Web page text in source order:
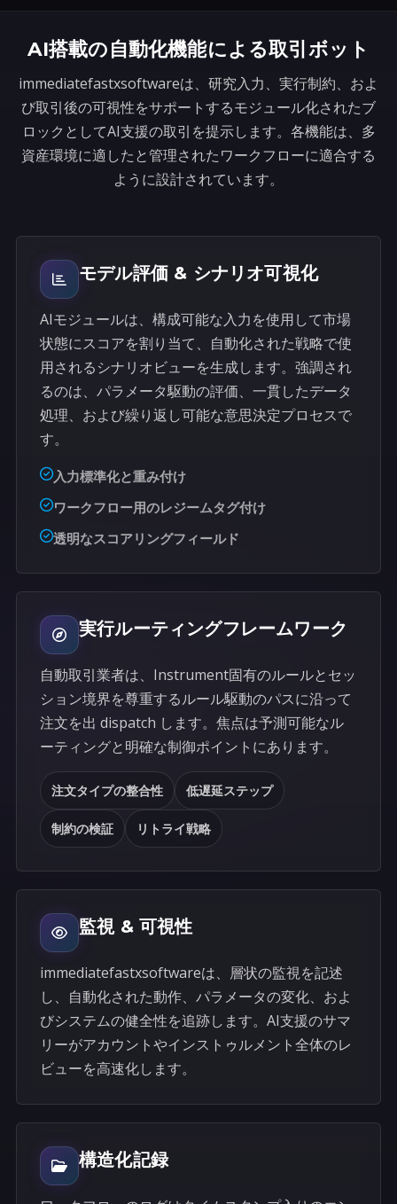
s
+
1
AI搭載の自動化機能による取引ボット
immediatefastxsoftwareは、研究入力、実行制約、およ
び取引後の可視性をサポートするモジュール化されたブ
ロックとしてAI支援の取引を提示します。各機能は、多
資産環境に適したと管理されたワークフローに適合する
ように設計されています。
モデル評価 & シナリオ可視化
AIモジュールは、構成可能な入力を使用して市場
状態にスコアを割り当て、自動化された戦略で使
用されるシナリオビューを生成します。強調され
るのは、パラメータ駆動の評価、一貫したデータ
処理、および繰り返し可能な意思決定プロセスで
す。
入力標準化と重み付け
ワークフロー用のレジームタグ付け
透明なスコアリングフィールド
実行ルーティングフレームワーク
自動取引業者は、Instrument固有のルールとセッ
ション境界を尊重するルール駆動のパスに沿って
注文を出 dispatch します。焦点は予測可能なル
ーティングと明確な制御ポイントにあります。
注文タイプの整合性 低遅延ステップ
制約の検証 リトライ戦略
監視 & 可視性
immediatefastxsoftwareは、層状の監視を記述
し、自動化された動作、パラメータの変化、およ
びシステムの健全性を追跡します。AI支援のサマ
リーがアカウントやインストゥルメント全体のレ
ビューを高速化します。
構造化記録